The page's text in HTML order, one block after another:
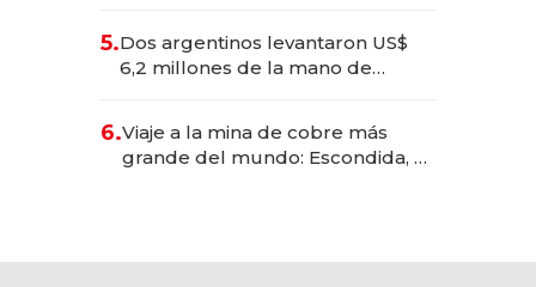
transformadoras
5.Dos argentinos levantaron US$
6,2 millones de la mano de
6.Viaje a la mina de cobre más
grande del mundo: Escondida, el